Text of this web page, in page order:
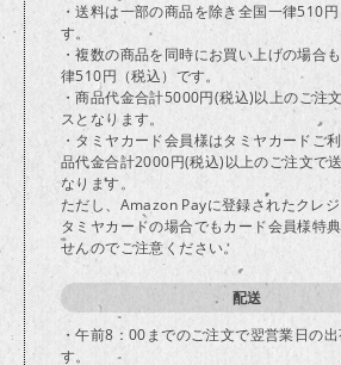
・送料は一部の商品を除き全国一律510
す。
・複数の商品を同時にお買い上げの場合
律510円（税込）です。
・商品代金合計5000円(税込)以上のご注
スとなります。
・タミヤカード会員様はタミヤカードご
品代金合計2000円(税込)以上のご注文で
なります。
ただし、Amazon Payに登録されたクレ
タミヤカードの場合でもカード会員様特
せんのでご注意ください。
配送
・午前8：00までのご注文で翌営業日の
す。